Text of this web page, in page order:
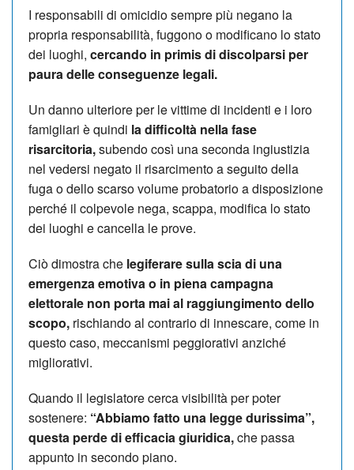
I responsabili di omicidio sempre più negano la
propria responsabilità, fuggono o modificano lo stato
dei luoghi, cercando in primis di discolparsi per
paura delle conseguenze legali.
Un danno ulteriore per le vittime di incidenti e i loro
famigliari è quindi la difficoltà nella fase
risarcitoria,subendo così una seconda ingiustizia
nel vedersi negato il risarcimento a seguito della
fuga o dello scarso volume probatorio a disposizione
perché il colpevole nega, scappa, modifica lo stato
dei luoghi e cancella le prove.
Ciò dimostra che legiferare sulla scia di una
emergenza emotiva o in piena campagna
elettorale non porta mai al raggiungimento dello
scopo, rischiando al contrario di innescare, come in
questo caso, meccanismi peggiorativi anziché
migliorativi.
Quando il legislatore cerca visibilità per poter
sostenere: “Abbiamo fatto una legge durissima”,
questa perde di efficacia giuridica,che passa
appunto in secondo piano.